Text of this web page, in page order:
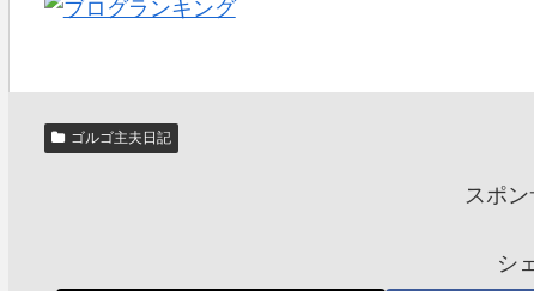
ゴルゴ主夫日記
スポ
シ